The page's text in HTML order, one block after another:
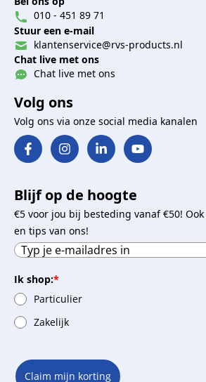
010 - 451 89 71
Stuur een e-mail
klantenservice@rvs-products.nl
Chat live met ons
Chat live met ons
Volg ons
Volg ons via onze social media kanalen
Blijf op de hoogte
€5 voor jou bij besteding vanaf €50!
en tips van ons!
Ik shop:*
Particulier
Zakelijk
Claim mijn korting